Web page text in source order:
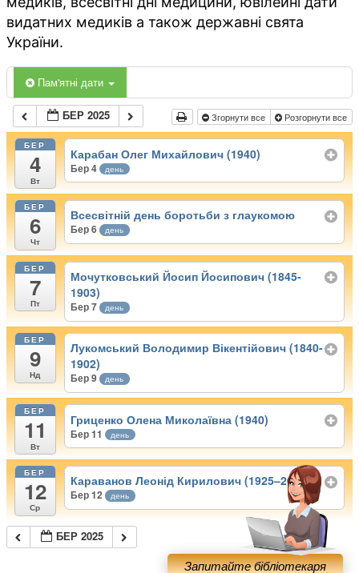
видатних медиків а також державні свята
України.
Пам'ятні дати
БЕР 2025 Згорнути все Розгорнути все
БЕР
4
Вт
Карабан Олег Михайлович (1940)
Бер 4 день
БЕР
6
Чт
Всесвітній день боротьби з глаукомою
Бер 6 день
БЕР
7
Пт
Мочутковський Йосип Йосипович (1845-
1903)
Бер 7 день
БЕР
9
Нд
Лукомський Володимир Вікентійович (1840-
1902)
Бер 9 день
БЕР
11
Вт
Гриценко Олена Миколаївна (1940)
Бер 11 день
БЕР
12
Ср
Караванов Леонід Кирилович (1925–2002)
Бер 12 день
БЕР 2025